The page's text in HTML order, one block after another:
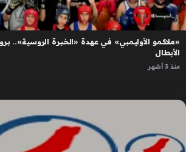
«ملاكمو الأوليمبي» في عهدة «الخبرة الروسية»..
الأبطال
منذ 3 أشهر